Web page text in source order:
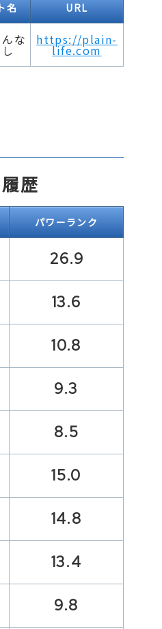
名 URL
な https://plain-
life.com
歴
パワーランク
26.9
13.6
10.8
9.3
8.5
15.0
14.8
13.4
9.8